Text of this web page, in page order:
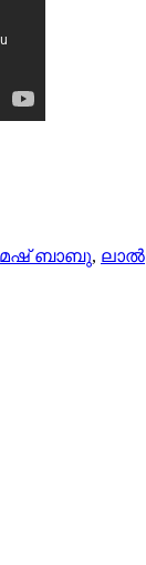
ബാബു, ലാല്‍